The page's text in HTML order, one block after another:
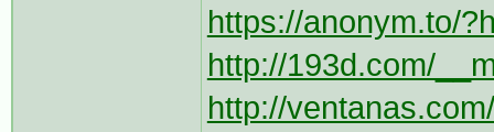
https://anonym.to/
http://193d.com/
http://